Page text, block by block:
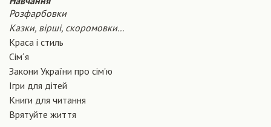
Розфарбовки
Казки, вірші, скоромовки...
Краса і стиль
Сiм´я
Закони України про сiм'ю
Ігри для дітей
Книги для читання
Врятуйте життя